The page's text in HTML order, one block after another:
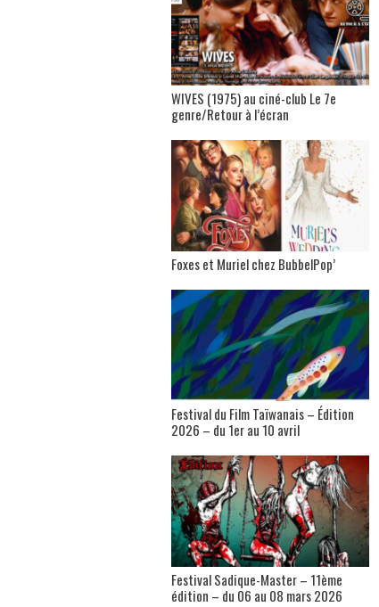
WIVES (1975) au ciné-club Le 7e
genre/Retour à l’écran
Foxes et Muriel chez BubbelPop’
Festival du Film Taïwanais – Édition
2026 – du 1er au 10 avril
Festival Sadique-Master – 11ème
édition – du 06 au 08 mars 2026